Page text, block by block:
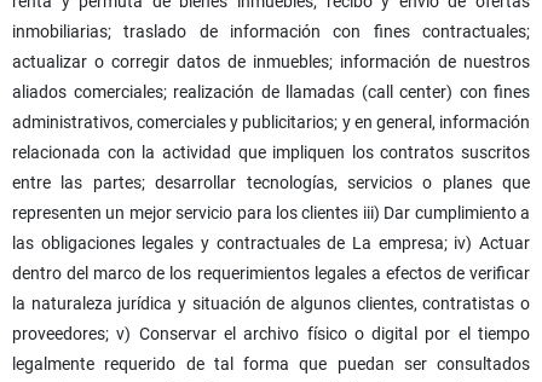
inmobiliarias; traslado de información con fines contractuales;
actualizar o corregir datos de inmuebles; información de nuestros
aliados comerciales; realización de llamadas (call center) con fines
administrativos, comerciales y publicitarios; y en general, información
relacionada con la actividad que impliquen los contratos suscritos
entre las partes; desarrollar tecnologías, servicios o planes que
representen un mejor servicio para los clientes iii) Dar cumplimiento a
las obligaciones legales y contractuales de La empresa; iv) Actuar
dentro del marco de los requerimientos legales a efectos de verificar
la naturaleza jurídica y situación de algunos clientes, contratistas o
proveedores; v) Conservar el archivo físico o digital por el tiempo
legalmente requerido de tal forma que puedan ser consultados